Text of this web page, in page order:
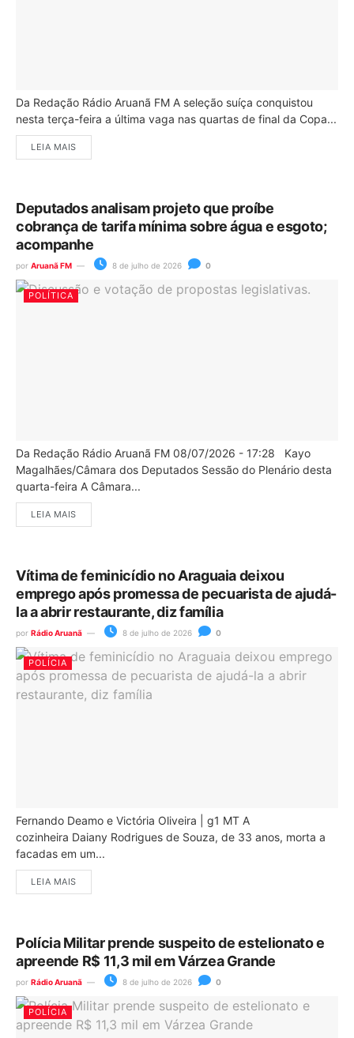
Da Redação Rádio Aruanã FM A seleção suíça conquistou
nesta terça-feira a última vaga nas quartas de final da Copa...
LEIA MAIS
Deputados analisam projeto que proíbe
cobrança de tarifa mínima sobre água e esgoto;
acompanhe
por Aruanã FM 8 de julho de 2026 0
POLÍTICA
Da Redação Rádio Aruanã FM 08/07/2026 - 17:28 Kayo
Magalhães/Câmara dos Deputados Sessão do Plenário desta
quarta-feira A Câmara...
LEIA MAIS
Vítima de feminicídio no Araguaia deixou
emprego após promessa de pecuarista de ajudá-
la a abrir restaurante, diz família
por Rádio Aruanã 8 de julho de 2026 0
POLÍCIA
Fernando Deamo e Victória Oliveira | g1 MT A
cozinheira Daiany Rodrigues de Souza, de 33 anos, morta a
facadas em um...
LEIA MAIS
Polícia Militar prende suspeito de estelionato e
apreende R$ 11,3 mil em Várzea Grande
por Rádio Aruanã 8 de julho de 2026 0
POLÍCIA